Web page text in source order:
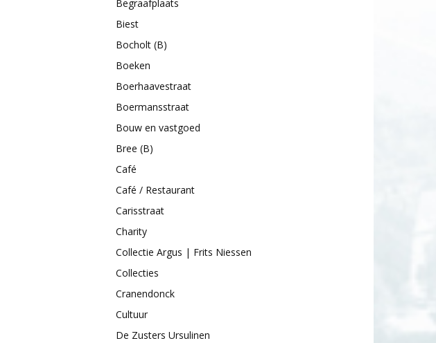
Begraafplaats
Biest
Bocholt (B)
Boeken
Boerhaavestraat
Boermansstraat
Bouw en vastgoed
Bree (B)
Café
Café / Restaurant
Carisstraat
Charity
Collectie Argus | Frits Niessen
Collecties
Cranendonck
Cultuur
De Zusters Ursulinen